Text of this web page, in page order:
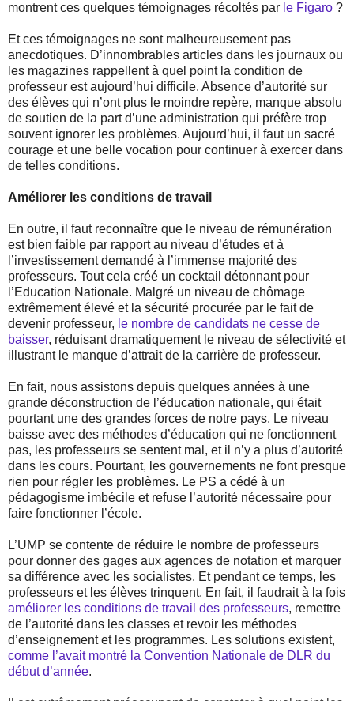
montrent ces quelques témoignages récoltés par le Figaro ?
Et ces témoignages ne sont malheureusement pas
anecdotiques. D’innombrables articles dans les journaux ou
les magazines rappellent à quel point la condition de
professeur est aujourd’hui difficile. Absence d’autorité sur
des élèves qui n’ont plus le moindre repère, manque absolu
de soutien de la part d’une administration qui préfère trop
souvent ignorer les problèmes. Aujourd’hui, il faut un sacré
courage et une belle vocation pour continuer à exercer dans
de telles conditions.
Améliorer les conditions de travail
En outre, il faut reconnaître que le niveau de rémunération
est bien faible par rapport au niveau d’études et à
l’investissement demandé à l’immense majorité des
professeurs. Tout cela créé un cocktail détonnant pour
l’Education Nationale. Malgré un niveau de chômage
extrêmement élevé et la sécurité procurée par le fait de
devenir professeur, le nombre de candidats ne cesse de
baisser, réduisant dramatiquement le niveau de sélectivité et
illustrant le manque d’attrait de la carrière de professeur.
En fait, nous assistons depuis quelques années à une
grande déconstruction de l’éducation nationale, qui était
pourtant une des grandes forces de notre pays. Le niveau
baisse avec des méthodes d’éducation qui ne fonctionnent
pas, les professeurs se sentent mal, et il n’y a plus d’autorité
dans les cours. Pourtant, les gouvernements ne font presque
rien pour régler les problèmes. Le PS a cédé à un
pédagogisme imbécile et refuse l’autorité nécessaire pour
faire fonctionner l’école.
L’UMP se contente de réduire le nombre de professeurs
pour donner des gages aux agences de notation et marquer
sa différence avec les socialistes. Et pendant ce temps, les
professeurs et les élèves trinquent. En fait, il faudrait à la fois
améliorer les conditions de travail des professeurs, remettre
de l’autorité dans les classes et revoir les méthodes
d’enseignement et les programmes. Les solutions existent,
comme l’avait montré la Convention Nationale de DLR du
début d’année.